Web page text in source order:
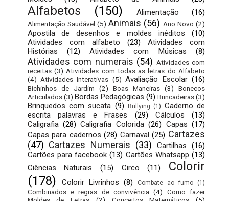
Alfabetos (150) Alimentação (16)
Alimentação Saudável (5) Animais (56) Ano Novo (2)
Apostila de desenhos e moldes inéditos
(10)
Atividades com alfabeto
(23)
Atividades com
Histórias
(12) Atividades com Músicas (8)
Atividades com numerais (54) Atividades com
receitas (3) Atividades com todas as letras do Alfabeto
(4) Atividades Interativas (5) Avaliação Escolar (16)
Bichinhos de Jardim (2) Boas Maneiras (3)
Bonecos
Articulados (3) Bordas Pedagógicas (9) Brincadeiras(3)
Brinquedos com sucata (9) Bullying (1) Caderno de
escrita palavras e Frases
(29) Cálculos
(13)
Caligrafia (28) Caligrafia Colorida (26) Capas (17)
Capas para cadernos (28) Carnaval (25) Cartazes
(47) Cartazes Numerais (33) Cartilhas
(16)
Cartões para facebook (13) Cartões Whatsapp (13)
Ciências Naturais
(15) Circo (11)
Colorir
(178)
Colorir Livrinhos (8) Combate ao fumo (1)
Combinados e regras de convivência (4)
Como fazer